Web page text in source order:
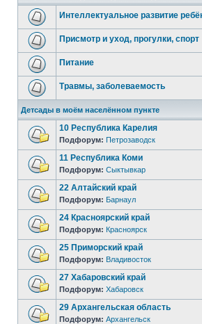
Интеллектуальное развитие
Присмотр и уход, прогулки, спорт
Питание
Травмы, заболеваемость
Детсады в моём населённом пункте
10 Республика Карелия
Подфорум: Петрозаводск
11 Республика Коми
Подфорум: Сыктывкар
22 Алтайский край
Подфорум: Барнаул
24 Красноярский край
Подфорум: Красноярск
25 Приморский край
Подфорум: Владивосток
27 Хабаровский край
Подфорум: Хабаровск
29 Архангельская область
Подфорум: Архангельск